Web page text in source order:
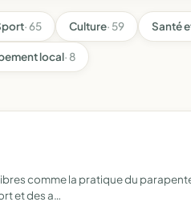
· 65 Culture· 59 Santé
local· 8
comme la pratique du
et des a…